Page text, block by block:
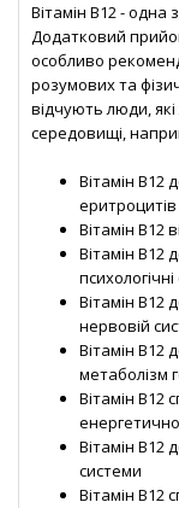
Вітамін В12 -
Додатковий
особливо
розумових та
відчують люди,
середовищі,
Вітамін В12
еритроцитів
Вітамін В12
Вітамін В12
психологічні
Вітамін В12
нервовій
Вітамін В12
метаболізм
Вітамін В12
Вітамін В12
системи
Вітамін